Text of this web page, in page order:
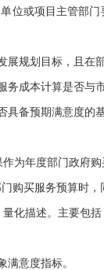
位或项目主管部
规划目标，且在
成本计算是否与
备预期满意度的
为年度部门政府购
购买服务预算时，
化描述。主要包括
满意度指标。